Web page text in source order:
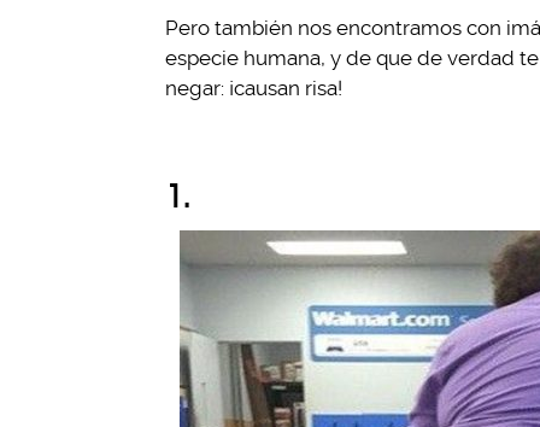
Pero también nos encontramos con
especie humana, y de que de verdad
negar: ¡causan risa!
1.